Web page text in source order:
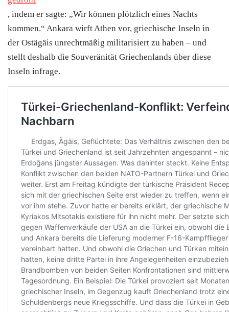
, indem er sagte: „Wir können plötzlich eines Nachts
kommen.“ Ankara wirft Athen vor, griechische Inseln in
der Ostägäis unrechtmäßig militarisiert zu haben – und
stellt deshalb die Souveränität Griechenlands über diese
Inseln infrage.